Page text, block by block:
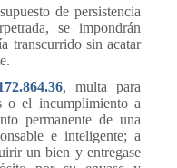
de persistencia
se impondrán
transcurrido sin acatar
, multa para
o el incumplimiento a
permanente de una
e inteligente; a
un bien y entregase